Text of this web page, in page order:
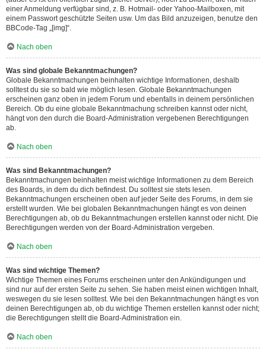
einer Anmeldung verfügbar sind, z. B. Hotmail- oder Yahoo-Mailboxen, mit
einem Passwort geschützte Seiten usw. Um das Bild anzuzeigen, benutze den
BBCode-Tag „[img]“.
Nach oben
Was sind globale Bekanntmachungen?
Globale Bekanntmachungen beinhalten wichtige Informationen, deshalb
solltest du sie so bald wie möglich lesen. Globale Bekanntmachungen
erscheinen ganz oben in jedem Forum und ebenfalls in deinem persönlichen
Bereich. Ob du eine globale Bekanntmachung schreiben kannst oder nicht,
hängt von den durch die Board-Administration vergebenen Berechtigungen
ab.
Nach oben
Was sind Bekanntmachungen?
Bekanntmachungen beinhalten meist wichtige Informationen zu dem Bereich
des Boards, in dem du dich befindest. Du solltest sie stets lesen.
Bekanntmachungen erscheinen oben auf jeder Seite des Forums, in dem sie
erstellt wurden. Wie bei globalen Bekanntmachungen hängt es von deinen
Berechtigungen ab, ob du Bekanntmachungen erstellen kannst oder nicht. Die
Berechtigungen werden von der Board-Administration vergeben.
Nach oben
Was sind wichtige Themen?
Wichtige Themen eines Forums erscheinen unter den Ankündigungen und
sind nur auf der ersten Seite zu sehen. Sie haben meist einen wichtigen Inhalt,
weswegen du sie lesen solltest. Wie bei den Bekanntmachungen hängt es von
deinen Berechtigungen ab, ob du wichtige Themen erstellen kannst oder nicht;
die Berechtigungen stellt die Board-Administration ein.
Nach oben